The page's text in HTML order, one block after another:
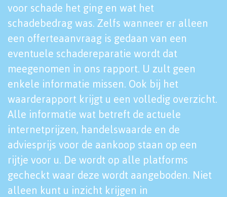
voor schade het ging en wat het
schadebedrag was. Zelfs wanneer er alleen
een offerteaanvraag is gedaan van een
eventuele schadereparatie wordt dat
meegenomen in ons rapport. U zult geen
enkele informatie missen. Ook bij het
waarderapport krijgt u een volledig overzicht.
Alle informatie wat betreft de actuele
internetprijzen, handelswaarde en de
adviesprijs voor de aankoop staan op een
rijtje voor u. De wordt op alle platforms
gecheckt waar deze wordt aangeboden. Niet
alleen kunt u inzicht krijgen in